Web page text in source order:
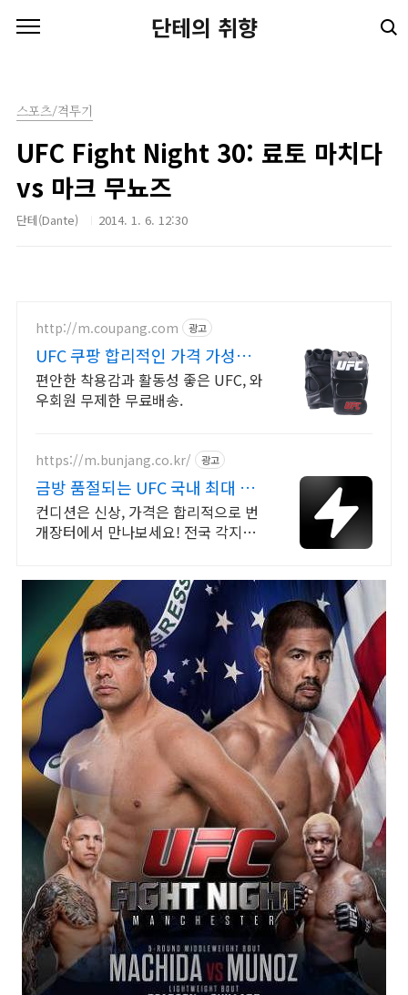
단테의 취향
스포츠/격투기
UFC Fight Night 30: 료토 마치다
vs 마크 무뇨즈
단테(Dante) 2014. 1. 6. 12:30
http://m.coupang.com 광고
UFC 쿠팡 합리적인 가격 가성비
좋은
편안한 착용감과 활동성 좋은 UFC, 와
우회원 무제한 무료배송.
https://m.bunjang.co.kr/ 광고
금방 품절되는 UFC 국내 최대 브
랜드 중고거래
컨디션은 신상, 가격은 합리적으로 번
개장터에서 만나보세요! 전국 각지에